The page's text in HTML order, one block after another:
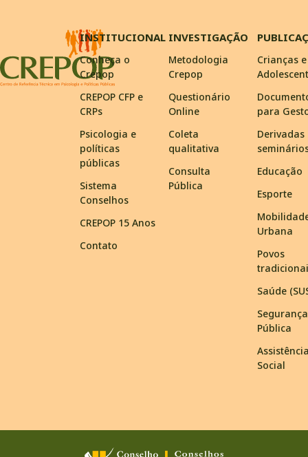
INSTITUCIONAL
Conheça o
Crepop
CREPOP CFP e
CRPs
Psicologia e
políticas
públicas
Sistema
Conselhos
CREPOP 15 Anos
Contato
INVESTIGAÇÃO
Metodologia
Crepop
Questionário
Online
Coleta
qualitativa
Consulta
Pública
Crianças e
para
Derivadas
Educação
Esporte
Urbana
Povos
Saúde
Segurança
Pública
Social